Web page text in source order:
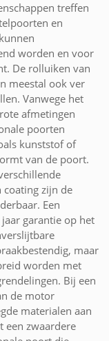
treffen
en
worden en voor
De rolluiken van
meestal ook ver
Vanwege het
afmetingen
poorten
kunststof of
van de poort.
coating zijn de
Een
garantie op het
maar
worden met
Bij een
de motor
materialen aan
een zwaardere